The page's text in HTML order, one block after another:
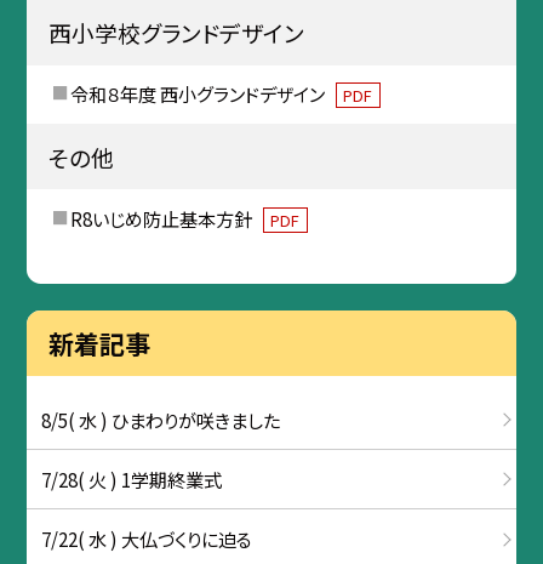
西小学校グランドデザイン
令和８年度 西小グランドデザイン PDF
その他
R8いじめ防止基本方針 PDF
新着記事
8/5( 水 ) ひまわりが咲きました
7/28( 火 ) 1学期終業式
7/22( 水 ) 大仏づくりに迫る